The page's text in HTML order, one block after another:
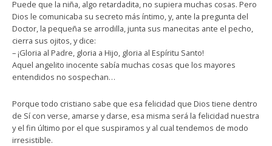
Puede que la niña, algo retardadita, no supiera muchas cosas. Pero
Dios le comunicaba su secreto más íntimo, y, ante la pregunta del
Doctor, la pequeña se arrodilla, junta sus manecitas ante el pecho,
cierra sus ojitos, y dice:
– ¡Gloria al Padre, gloria a Hijo, gloria al Espíritu Santo!
Aquel angelito inocente sabía muchas cosas que los mayores
entendidos no sospechan…
Porque todo cristiano sabe que esa felicidad que Dios tiene dentro
de Sí con verse, amarse y darse, esa misma será la felicidad nuestra
y el fin último por el que suspiramos y al cual tendemos de modo
irresistible.